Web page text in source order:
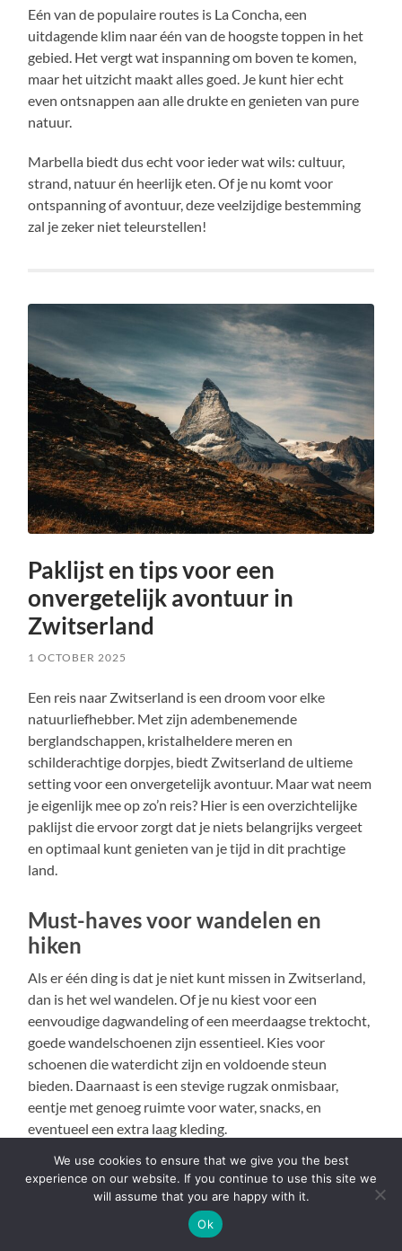
Eén van de populaire routes is La Concha, een
uitdagende klim naar één van de hoogste toppen in het
gebied. Het vergt wat inspanning om boven te komen,
maar het uitzicht maakt alles goed. Je kunt hier echt
even ontsnappen aan alle drukte en genieten van pure
natuur.
Marbella biedt dus echt voor ieder wat wils: cultuur,
strand, natuur én heerlijk eten. Of je nu komt voor
ontspanning of avontuur, deze veelzijdige bestemming
zal je zeker niet teleurstellen!
Paklijst en tips voor een
onvergetelijk avontuur in
Zwitserland
1 OCTOBER 2025
Een reis naar Zwitserland is een droom voor elke
natuurliefhebber. Met zijn adembenemende
berglandschappen, kristalheldere meren en
schilderachtige dorpjes, biedt Zwitserland de ultieme
setting voor een onvergetelijk avontuur. Maar wat neem
je eigenlijk mee op zo’n reis? Hier is een overzichtelijke
paklijst die ervoor zorgt dat je niets belangrijks vergeet
en optimaal kunt genieten van je tijd in dit prachtige
land.
Must-haves voor wandelen en
hiken
Als er één ding is dat je niet kunt missen in Zwitserland,
dan is het wel wandelen. Of je nu kiest voor een
eenvoudige dagwandeling of een meerdaagse trektocht,
goede wandelschoenen zijn essentieel. Kies voor
schoenen die waterdicht zijn en voldoende steun
bieden. Daarnaast is een stevige rugzak onmisbaar,
eentje met genoeg ruimte voor water, snacks, en
eventueel een extra laag kleding.
Een wandelkaart kan ook heel handig zijn, vooral als je
van plan bent om afgelegen paden te verkennen.
Technologie is geweldig, maar er gaat niets boven een
ouderwetse kaart als je mobiele signaal wegvalt. Vergeet
We use cookies to ensure that we give you the best
experience on our website. If you continue to use this site we
will assume that you are happy with it.
Ok